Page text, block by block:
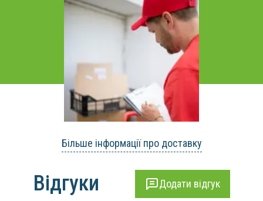
Більше інформації про доставку
Відгуки Додати відгук